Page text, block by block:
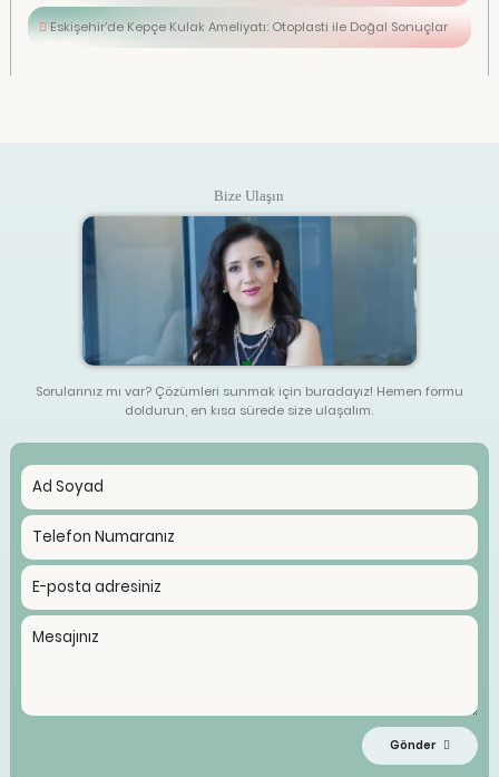
Eskişehir'de Kepçe Kulak Ameliyatı: Otoplasti ile Doğal Sonuçlar
Bize Ulaşın
Sorularınız mı var? Çözümleri sunmak için buradayız! Hemen formu
doldurun, en kısa sürede size ulaşalım.
Gönder